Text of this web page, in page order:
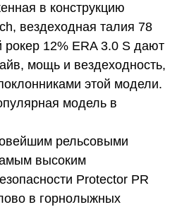
в конструкцию
вездеходная талия 78
12% ERA 3.0 S дают
мощь и вездеходность,
этой модели.
модель в
рельсовыми
высоким
Protector PR
в горнолыжных